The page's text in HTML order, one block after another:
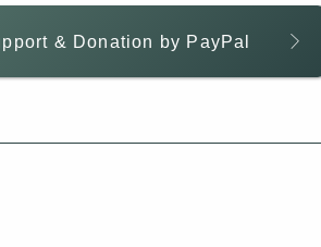
& Donation by PayPal